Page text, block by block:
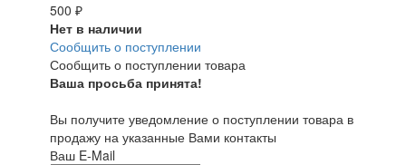
500 ₽
Нет в наличии
Сообщить о поступлении
Сообщить о поступлении товара
Ваша просьба принята!
Вы получите уведомление о поступлении товара в
продажу на указанные Вами контакты
Ваш E-Mail